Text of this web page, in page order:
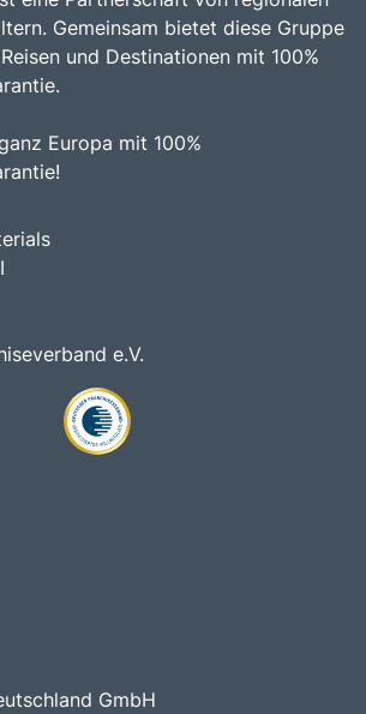
Gemeinsam bietet diese Gruppe
und Destinationen mit 100%
Europa mit 100%
e.V.
GmbH